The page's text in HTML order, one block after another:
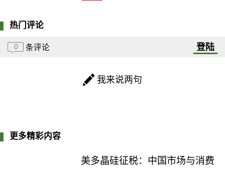
热门评论
0 条评论 登陆
我来说两句
更多精彩内容
美多晶硅征税：中国市场与消费